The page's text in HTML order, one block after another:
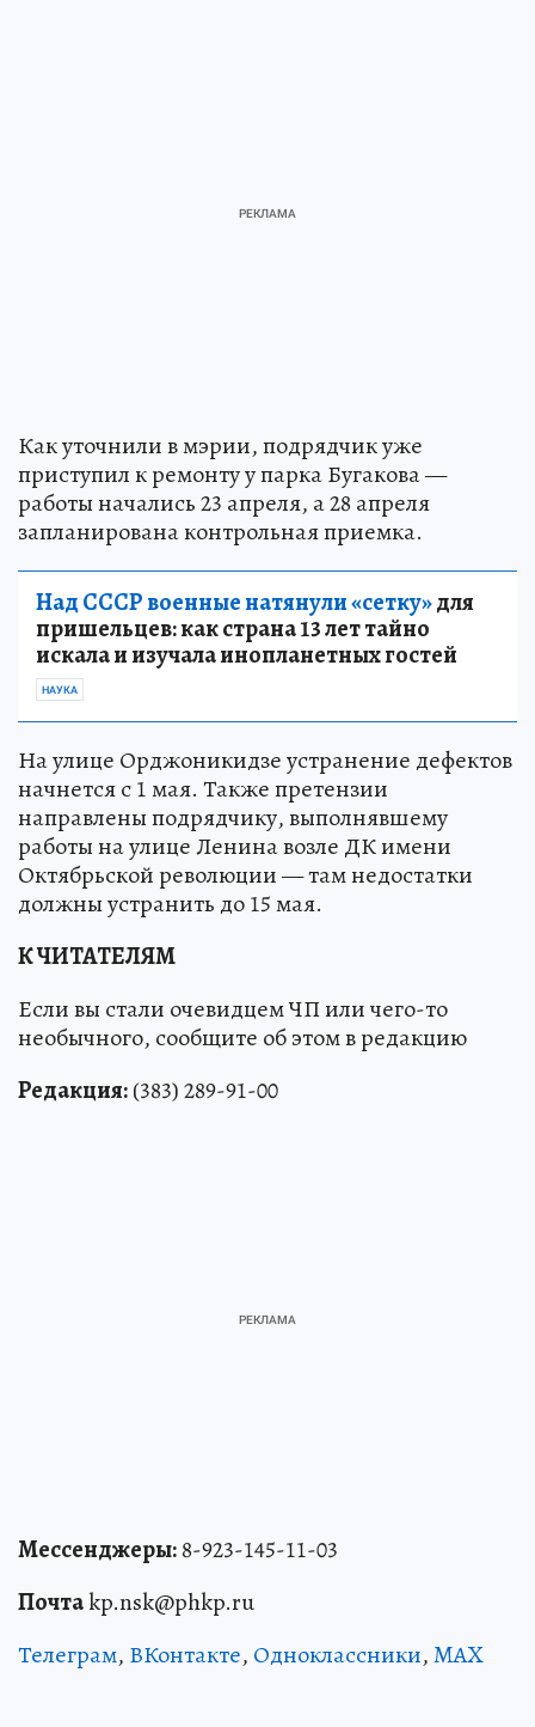
Как уточнили в мэрии, подрядчик уже
приступил к ремонту у парка Бугакова —
работы начались 23 апреля, а 28 апреля
запланирована контрольная приемка.
Над СССР военные натянули «сетку»для
пришельцев: как страна 13 лет тайно
искала и изучала инопланетных гостей
НАУКА
На улице Орджоникидзе устранение дефектов
начнется с 1 мая. Также претензии
направлены подрядчику, выполнявшему
работы на улице Ленина возле ДК имени
Октябрьской революции — там недостатки
должны устранить до 15 мая.
К ЧИТАТЕЛЯМ
Если вы стали очевидцем ЧП или чего-то
необычного, сообщите об этом в редакцию
Редакция:(383) 289-91-00
Мессенджеры:8-923-145-11-03
Почтаkp.nsk@phkp.ru
Телеграм, ВКонтакте, Одноклассники,MAX